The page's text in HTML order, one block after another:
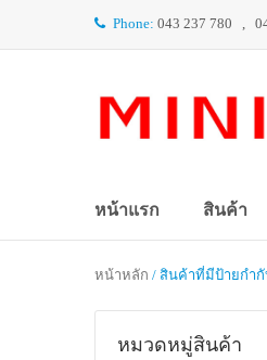
Phone: 043 237 780 ,
หน้าแรก สินค้า
หน้าหลัก / สินค้าที่มีป้ายกำกั
หมวดหมู่สินค้า